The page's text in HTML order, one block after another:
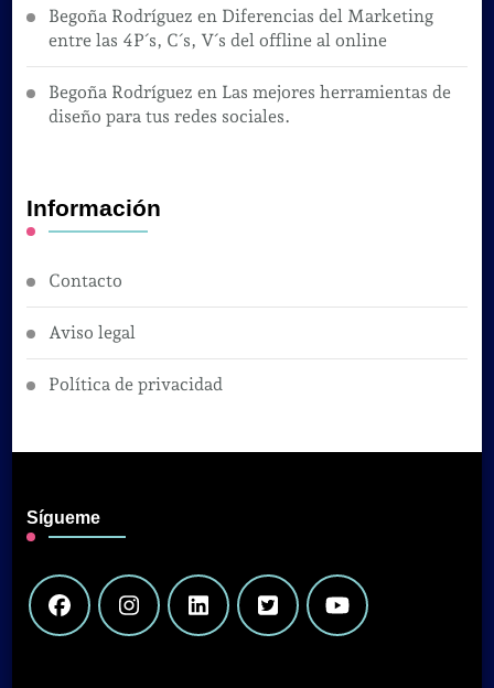
Begoña Rodríguez en Diferencias del Marketing
entre las 4P´s, C´s, V´s del offline al online
Begoña Rodríguez en Las mejores herramientas de
diseño para tus redes sociales.
Información
Contacto
Aviso legal
Política de privacidad
Sígueme